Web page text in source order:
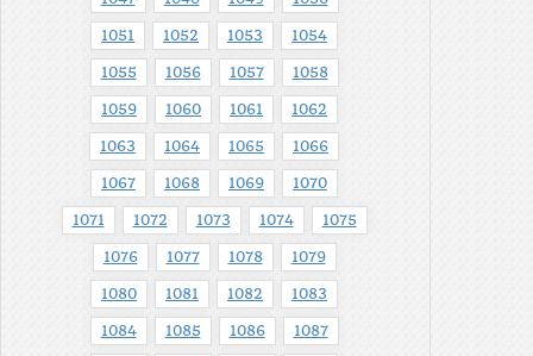
1051 1052 1053 1054
1055 1056 1057 1058
1059 1060 1061 1062
1063 1064 1065 1066
1067 1068 1069 1070
1071 1072 1073 1074 1075
1076 1077 1078 1079
1080 1081 1082 1083
1084 1085 1086 1087